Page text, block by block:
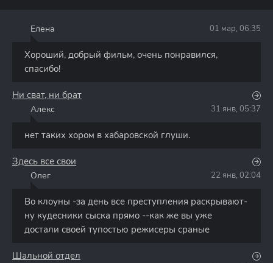
Елена 01 мар, 06:35
Хороший, добрый фильм, очень понравился,
спасибо!
Ни сват, ни брат
Алекс 31 янв, 05:37
нет таких хором в хабаровской глуши.
Здесь все свои
Олег 22 янв, 02:04
Во клоуны -за день все преступления раскрывают-
ну кудесники сыска прямо --как же вы уже
достали своей тупостью режисеры сраные
Шальной отдел